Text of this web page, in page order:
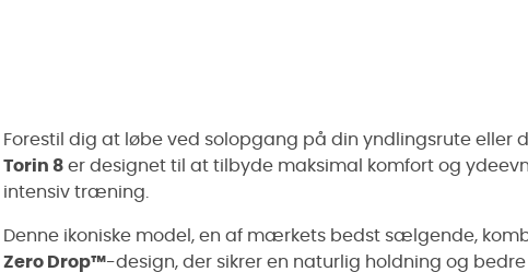
Forestil dig at løbe ved solopgang på din yndlingsrute eller
Torin 8 er designet til at tilbyde maksimal komfort og
intensiv træning.
Denne ikoniske model, en af mærkets bedst sælgende,
Zero Drop™-design, der sikrer en naturlig holdning og